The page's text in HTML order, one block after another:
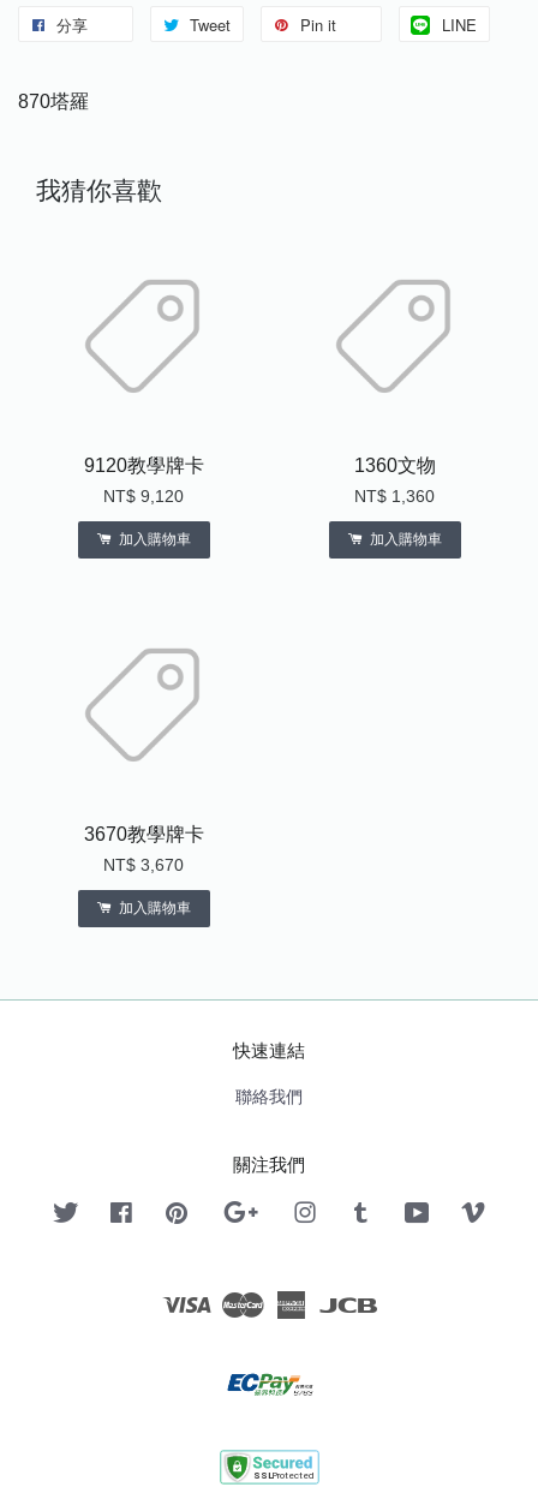
分享 Tweet Pin it LINE
870塔羅
我猜你喜歡
9120教學牌卡
NT$ 9,120
加入購物車
1360文物
NT$ 1,360
加入購物車
3670教學牌卡
NT$ 3,670
加入購物車
快速連結
聯絡我們
關注我們
Twitter FacebookPinterest Google InstagramTumblr YouTube
Visa Master American